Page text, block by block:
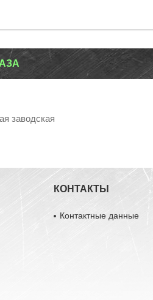
заводская
КОНТАКТЫ
Контактные данные